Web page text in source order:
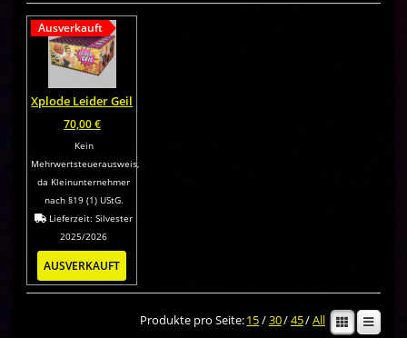
Ausverkauft
Xplode Leider Geil
70,00€
Kein
Mehrwertsteuerausweis,
da Kleinunternehmer
nach §19 (1) UStG.
Lieferzeit:Silvester
2025/2026
AUSVERKAUFT
Produkte pro Seite:15/30/45/All